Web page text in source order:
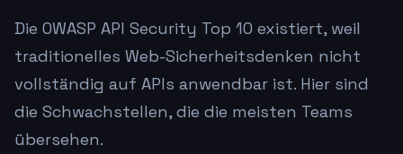
Die OWASP API Security Top 10 existiert, weil
traditionelles Web-Sicherheitsdenken nicht
vollständig auf APIs anwendbar ist. Hier sind
die Schwachstellen, die die meisten Teams
übersehen.